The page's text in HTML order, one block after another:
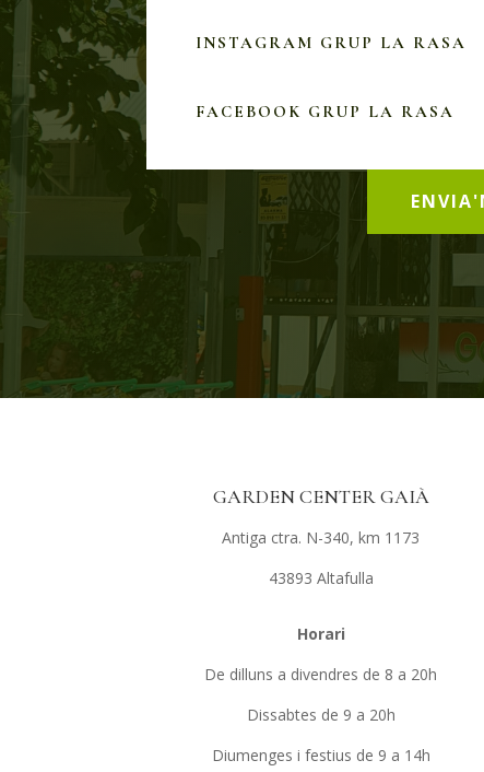
INSTAGRAM GRUP LA RASA
FACEBOOK GRUP LA RASA
GARDEN CENTER GAIÀ
Antiga ctra. N-340, km 1173
43893 Altafulla
Horari
De dilluns a divendres de 8 a 20h
Dissabtes de 9 a 20h
Diumenges i festius de 9 a 14h